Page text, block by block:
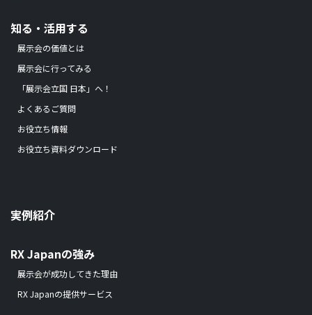
知る・活用する
展示会の価値とは
展示会に行ってみる
「展示会立国 日本」へ！
よくあるご質問
お役立ち情報
お役立ち資料ダウンロード
実例紹介
RX Japanの強み
展示会が成功してきた理由
RX Japanの提供サービス